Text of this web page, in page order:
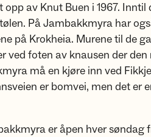
opp av Knut Buen i 1967.
På Jambakkmyra har
på Krokheia. Murene til de
ved foten av knausen der
må en kjøre inn ved
er bomvei, men det er
er åpen hver søndag